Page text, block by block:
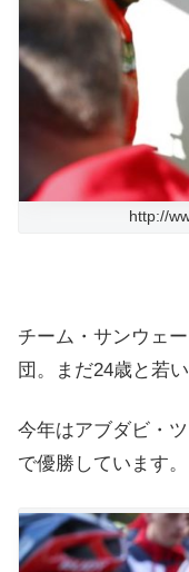
http://
チーム・サンウェ
団。まだ24歳と若い
今年はアブダビ・
で優勝しています。